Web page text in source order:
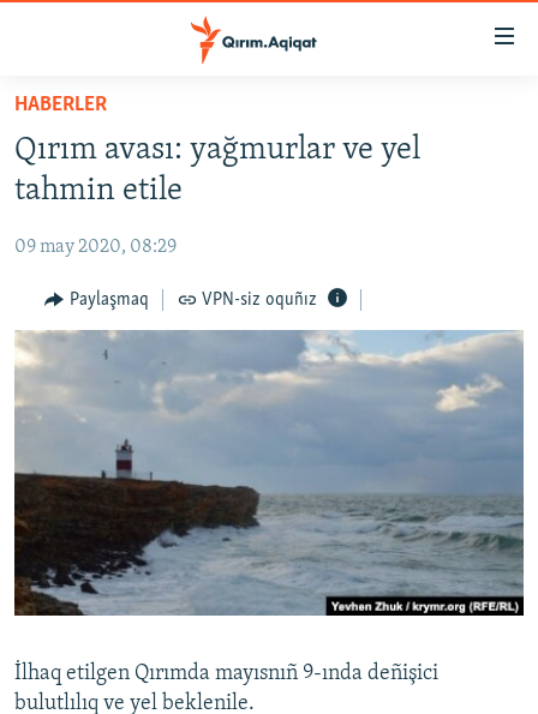
Esas
qaytmaq
Baş
qaytmaq
qaytmaq
SİYASET
CEMİYET
MEDENİYET
İNSAN AQLARI
VİDEO
SÜRET
BLOGLAR
FİKİR
Русский
Українською
QOŞULIÑIZ!
HABERLER
Qırım avası: yağmurlar ve yel
tahmin etile
09 may 2020, 08:29
Paylaşmaq VPN-siz oquñız
İlhaq etilgen Qırımda mayısnıñ 9-ında deñişici
bulutlılıq ve yel beklenile.